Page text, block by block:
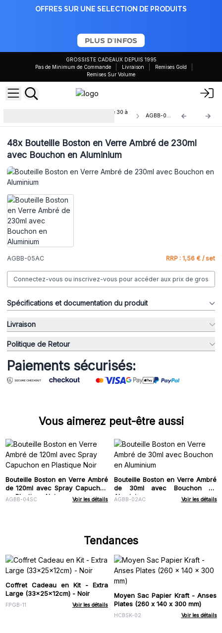
OFFRES SUR UNE SELECTION DE PRODUITS
PLUS D'INFOS
GROSSISTE CADEAUX DEPUIS 1995
Pas de Minimum de Commande
Livraison
Remises Gold
Remises Sur Volume
Bouteille Boston en Verre Ambré de 30 à
AGBB-05AC
48xBouteille Boston en Verre Ambré de 230ml
avec Bouchon en Aluminium
AGBB-05AC RRP : 1,56 € / set
Connectez-vous ou inscrivez-vous pour accéder aux prix de gros
Spécifications et documentation du produit
Livraison
Politique de Retour
Paiements sécurisés:
Vous aimerez peut-être aussi
Bouteille Boston en Verre Ambré
de 120ml avec Spray Capuchon
en Plastique Noir
AGBB-04SC Voir les détails
Bouteille Boston en Verre Ambré
de 30ml avec Bouchon en
Aluminium
AGBB-02AC Voir les détails
Tendances
Coffret Cadeau en Kit - Extra
Large (33x25x12cm) - Noir
FPGB-11 Voir les détails
Moyen Sac Papier Kraft - Anses
Plates (260 x 140 x 300 mm)
HCBSK-02 Voir les détails